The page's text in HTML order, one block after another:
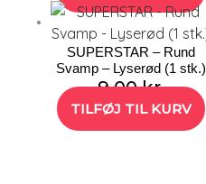
SUPERSTAR – Rund
Svamp – Lyserød (1 stk.)
9,00kr.
TILFØJ TIL KURV